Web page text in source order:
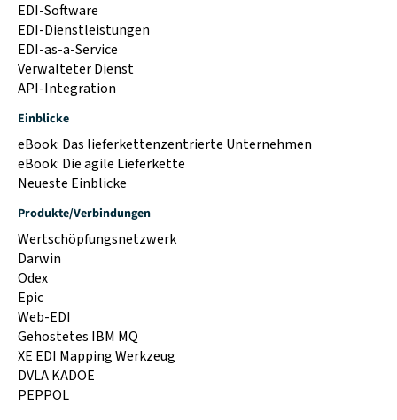
EDI-Software
EDI-Dienstleistungen
EDI-as-a-Service
Verwalteter Dienst
API-Integration
Einblicke
eBook: Das lieferkettenzentrierte Unternehmen
eBook: Die agile Lieferkette
Neueste Einblicke
Produkte/Verbindungen
Wertschöpfungsnetzwerk
Darwin
Odex
Epic
Web-EDI
Gehostetes IBM MQ
XE EDI Mapping Werkzeug
DVLA KADOE
PEPPOL